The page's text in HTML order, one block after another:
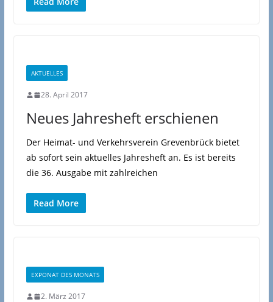
AKTUELLES
28. April 2017
Neues Jahresheft erschienen
Der Heimat- und Verkehrsverein Grevenbrück bietet
ab sofort sein aktuelles Jahresheft an. Es ist bereits
die 36. Ausgabe mit zahlreichen
Read More
EXPONAT DES MONATS
2. März 2017